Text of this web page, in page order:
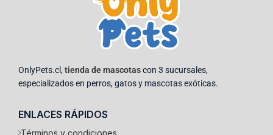
OnlyPets.cl,tienda de mascotascon 3 sucursales,
especializados en perros, gatos y mascotas exóticas.
ENLACES RÁPIDOS
Términos y condiciones